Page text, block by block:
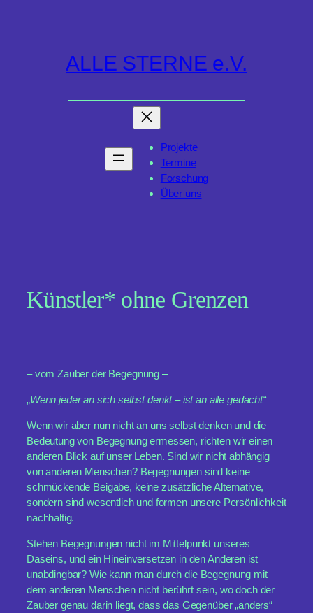
ALLE STERNE e.V.
Projekte
Termine
Forschung
Über uns
Künstler* ohne Grenzen
– vom Zauber der Begegnung –
„Wenn jeder an sich selbst denkt – ist an alle gedacht“
Wenn wir aber nun nicht an uns selbst denken und die
Bedeutung von Begegnung ermessen, richten wir einen
anderen Blick auf unser Leben. Sind wir nicht abhängig
von anderen Menschen? Begegnungen sind keine
schmückende Beigabe, keine zusätzliche Alternative,
sondern sind wesentlich und formen unsere Persönlichkeit
nachhaltig.
Stehen Begegnungen nicht im Mittelpunkt unseres
Daseins, und ein Hineinversetzen in den Anderen ist
unabdingbar? Wie kann man durch die Begegnung mit
dem anderen Menschen nicht berührt sein, wo doch der
Zauber genau darin liegt, dass das Gegenüber „anders“